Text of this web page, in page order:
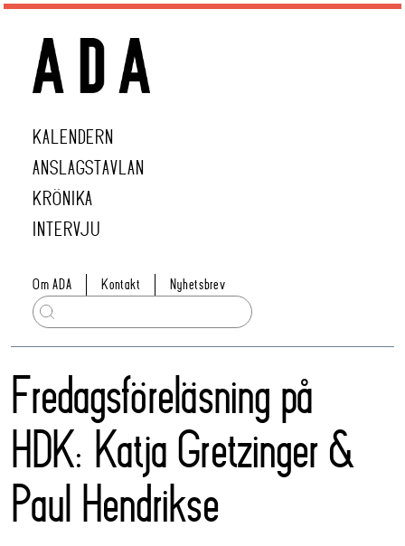
KALENDERN
ANSLAGSTAVLAN
KRÖNIKA
INTERVJU
Om ADA Kontakt Nyhetsbrev
Fredagsföreläsning på
HDK: Katja Gretzinger &
Paul Hendrikse